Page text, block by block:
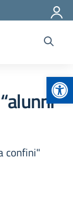
confini"